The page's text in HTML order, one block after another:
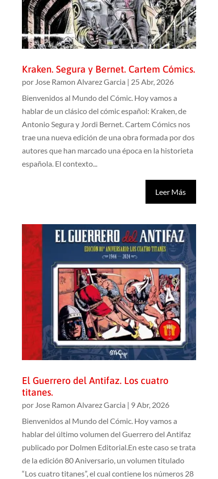
Kraken. Segura y Bernet. Cartem Cómics.
por Jose Ramon Alvarez Garcia | 25 Abr, 2026
Bienvenidos al Mundo del Cómic. Hoy vamos a
hablar de un clásico del cómic español: Kraken, de
Antonio Segura y Jordi Bernet. Cartem Cómics nos
trae una nueva edición de una obra formada por dos
autores que han marcado una época en la historieta
española. El contexto...
Leer Más
El Guerrero del Antifaz. Los cuatro
titanes.
por Jose Ramon Alvarez Garcia | 9 Abr, 2026
Bienvenidos al Mundo del Cómic. Hoy vamos a
hablar del último volumen del Guerrero del Antifaz
publicado por Dolmen Editorial.En este caso se trata
de la edición 80 Aniversario, un volumen titulado
“Los cuatro titanes”, el cual contiene los números 28